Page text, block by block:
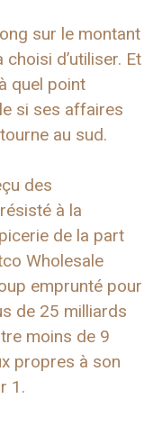
sur le montant
d’utiliser. Et
quel point
si ses affaires
au sud.
des
à la
de la part
Wholesale
emprunté pour
de 25 milliards
moins de 9
propres à son
1.